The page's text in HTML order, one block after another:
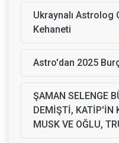
Ukraynalı Astrolog
Kehaneti
Astro'dan 2025
ŞAMAN SELENGE
DEMİŞTİ, KATİP'İN
MUSK VE OĞLU,